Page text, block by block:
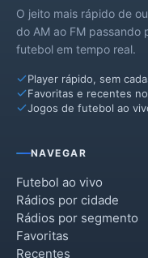
O jeito mais rápido de
do AM ao FM passando
futebol em tempo real.
Player rápido, sem
Favoritas e recentes
Jogos de futebol ao
NAVEGAR
Futebol ao vivo
Rádios por cidade
Rádios por segmento
Favoritas
Recentes